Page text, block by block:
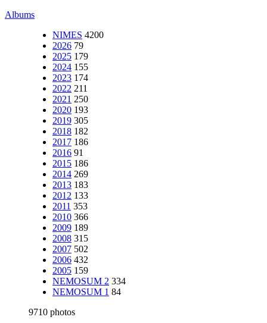
Albums
NIMES 4200
2026 79
2025 179
2024 155
2023 174
2022 211
2021 250
2020 193
2019 305
2018 182
2017 186
2016 91
2015 186
2014 269
2013 183
2012 133
2011 353
2010 366
2009 189
2008 315
2007 502
2006 432
2005 159
NEMOSUM 2 334
NEMOSUM 1 84
9710 photos